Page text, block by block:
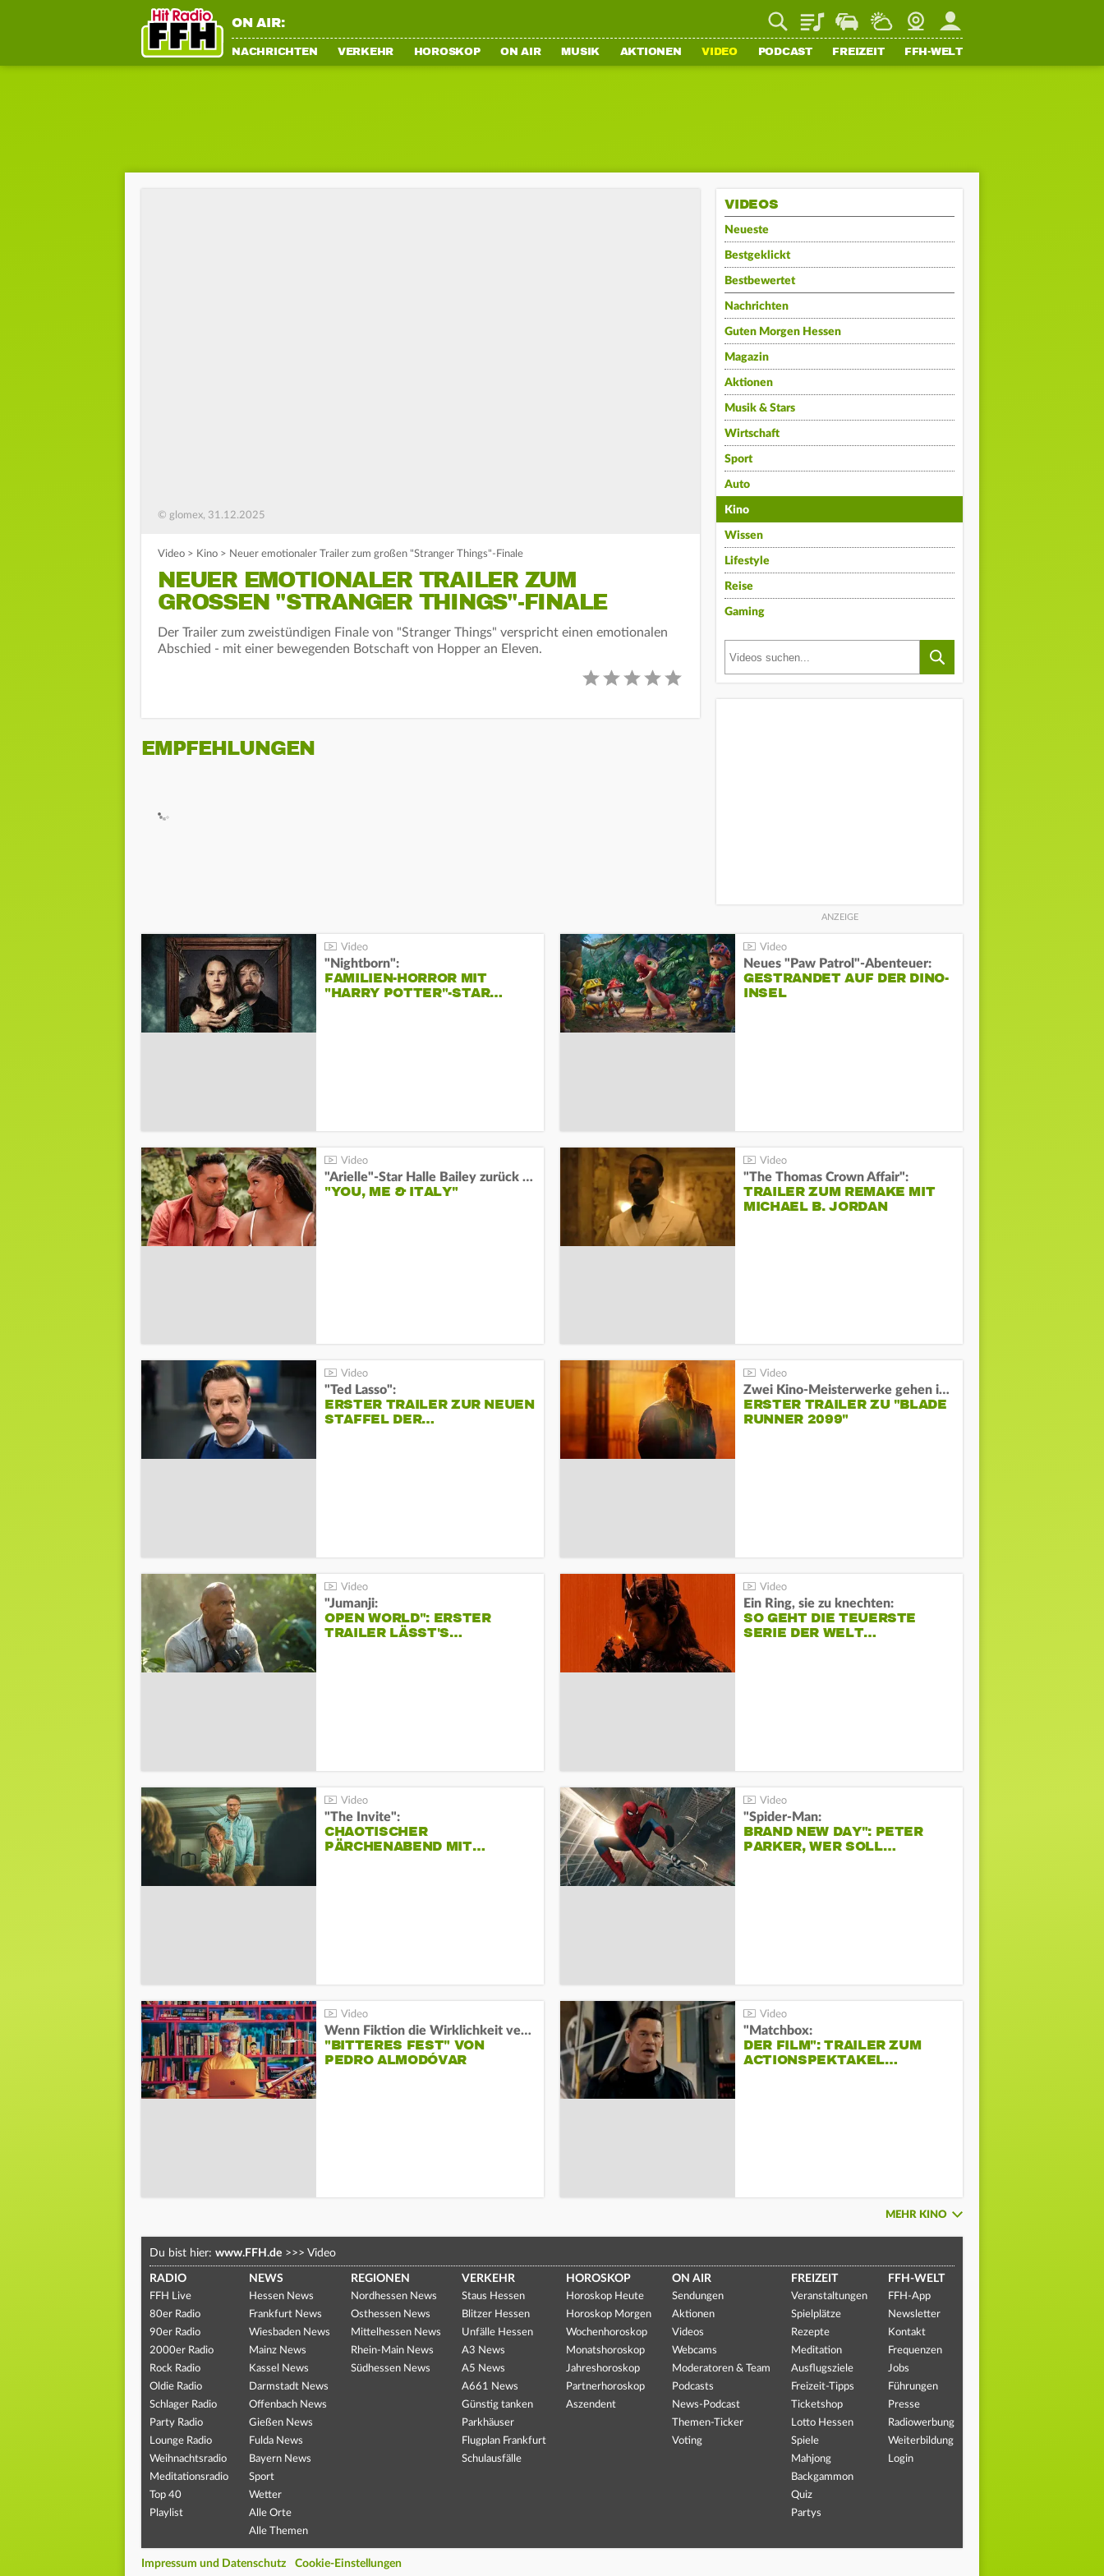
ON AIR: PlaylistStaupilotWetterWebcamMein FFH
NACHRICHTEN VERKEHR HOROSKOP ON AIR MUSIK AKTIONEN VIDEO PODCAST FREIZEIT FFH-WELT
© glomex, 31.12.2025
Video > Kino > Neuer emotionaler Trailer zum großen "Stranger Things"-Finale
NEUER EMOTIONALER TRAILER ZUM
GROSSEN "STRANGER THINGS"-FINALE
Der Trailer zum zweistündigen Finale von "Stranger Things" verspricht einen emotionalen
Abschied - mit einer bewegenden Botschaft von Hopper an Eleven.
EMPFEHLUNGEN
VIDEOS
Neueste
Bestgeklickt
Bestbewertet
Nachrichten
Guten Morgen Hessen
Magazin
Aktionen
Musik & Stars
Wirtschaft
Sport
Auto
Kino
Wissen
Lifestyle
Reise
Gaming
"Nightborn":
FAMILIEN-HORROR MIT
"HARRY POTTER"-STAR…
Neues "Paw Patrol"-Abenteuer:
GESTRANDET AUF DER DINO-
INSEL
"Arielle"-Star Halle Bailey zurück auf der Leinwand:
"YOU, ME & ITALY"
"The Thomas Crown Affair":
TRAILER ZUM REMAKE MIT
MICHAEL B. JORDAN
"Ted Lasso":
ERSTER TRAILER ZUR NEUEN
STAFFEL DER…
Zwei Kino-Meisterwerke gehen in Serie:
ERSTER TRAILER ZU "BLADE
RUNNER 2099"
"Jumanji:
OPEN WORLD": ERSTER
TRAILER LÄSST'S…
Ein Ring, sie zu knechten:
SO GEHT DIE TEUERSTE
SERIE DER WELT…
"The Invite":
CHAOTISCHER
PÄRCHENABEND MIT…
"Spider-Man:
BRAND NEW DAY": PETER
PARKER, WER SOLL…
Wenn Fiktion die Wirklichkeit verschiebt:
"BITTERES FEST" VON
PEDRO ALMODÓVAR
"Matchbox:
DER FILM": TRAILER ZUM
ACTIONSPEKTAKEL…
MEHR KINO
Du bist hier: www.FFH.de >>> Video
RADIO
FFH Live
80er Radio
90er Radio
2000er Radio
Rock Radio
Oldie Radio
Schlager Radio
Party Radio
Lounge Radio
Weihnachtsradio
Meditationsradio
Top 40
Playlist
NEWS
Hessen News
Frankfurt News
Wiesbaden News
Mainz News
Kassel News
Darmstadt News
Offenbach News
Gießen News
Fulda News
Bayern News
Sport
Wetter
Alle Orte
Alle Themen
REGIONEN
Nordhessen News
Osthessen News
Mittelhessen News
Rhein-Main News
Südhessen News
VERKEHR
Staus Hessen
Blitzer Hessen
Unfälle Hessen
A3 News
A5 News
A661 News
Günstig tanken
Parkhäuser
Flugplan Frankfurt
Schulausfälle
HOROSKOP
Horoskop Heute
Horoskop Morgen
Wochenhoroskop
Monatshoroskop
Jahreshoroskop
Partnerhoroskop
Aszendent
ON AIR
Sendungen
Aktionen
Videos
Webcams
Moderatoren & Team
Podcasts
News-Podcast
Themen-Ticker
Voting
FREIZEIT
Veranstaltungen
Spielplätze
Rezepte
Meditation
Ausflugsziele
Freizeit-Tipps
Ticketshop
Lotto Hessen
Spiele
Mahjong
Backgammon
Quiz
Partys
FFH-WELT
FFH-App
Newsletter
Kontakt
Frequenzen
Jobs
Führungen
Presse
Radiowerbung
Weiterbildung
Login
Impressum und Datenschutz Cookie-Einstellungen